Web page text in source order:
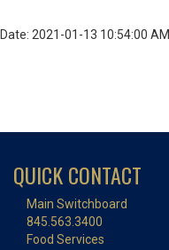
Date: 2021-01-13 10:54:00 AM
QUICK CONTACT
Main Switchboard
845.563.3400
Food Services